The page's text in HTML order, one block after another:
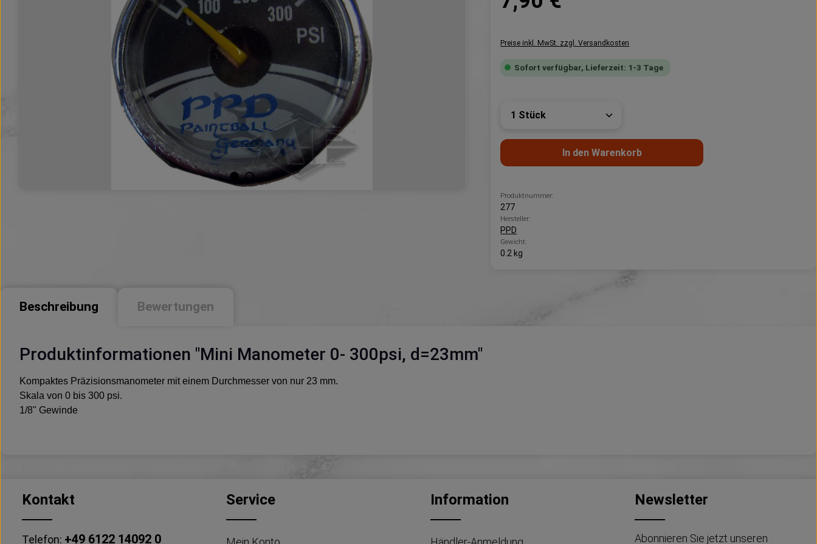
Preise inkl. MwSt. zzgl. Versandkosten
Sofort verfügbar, Lieferzeit: 1-3 Tage
Produkt Anzahl: Gib den gewünschten Wert
In den Warenkorb
Produktnummer:
277
Hersteller:
PPD
Gewicht:
0.2 kg
Beschreibung Bewertungen
Produktinformationen "Mini Manometer 0- 300psi, d=23mm"
Kompaktes Präzisionsmanometer mit einem Durchmesser von nur 23 mm.
Skala von 0 bis 300 psi.
1/8" Gewinde
Kontakt
Telefon: +49 6122 14092 0
Service Information Newsletter
Abonnieren Sie jetzt unseren